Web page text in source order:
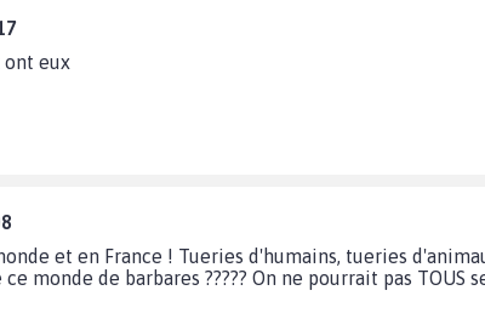
ont eux
et en France ! Tueries d'humains, tueries
monde de barbares ????? On ne pourrait pas TOUS